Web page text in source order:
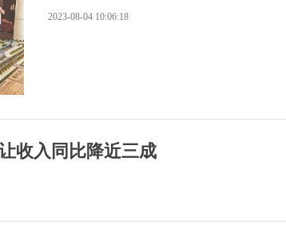
2023-08-04 10:06:18
收入同比降近三成